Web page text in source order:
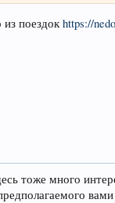
из поездок https://
тоже много